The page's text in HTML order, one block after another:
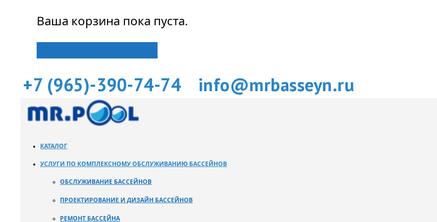
Ваша корзина пока пуста.
+7 (965)-390-74-74 info@mrbasseyn.ru
КАТАЛОГ
УСЛУГИ ПО КОМПЛЕКСНОМУ ОБСЛУЖИВАНИЮ БАССЕЙНОВ
ОБСЛУЖИВАНИЕ БАССЕЙНОВ
ПРОЕКТИРОВАНИЕ И ДИЗАЙН БАССЕЙНОВ
РЕМОНТ БАССЕЙНА